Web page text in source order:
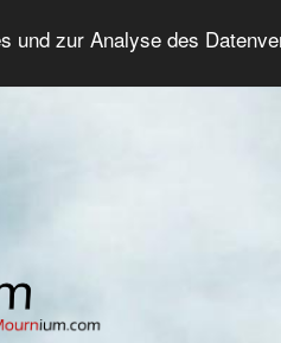
und zur Analyse des
Suche Anmelden